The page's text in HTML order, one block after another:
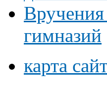
гимназий
карта